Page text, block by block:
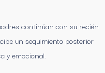
continúan con su recién
un seguimiento posterior
y emocional.